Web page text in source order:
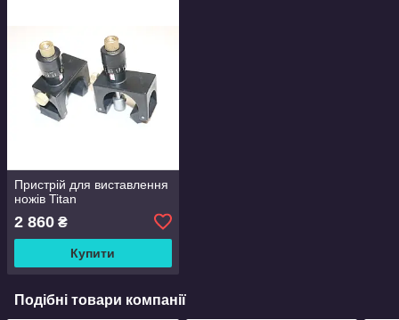
Пристрій для виставлення
ножів Titan
2 860 ₴
Купити
Подібні товари компанії